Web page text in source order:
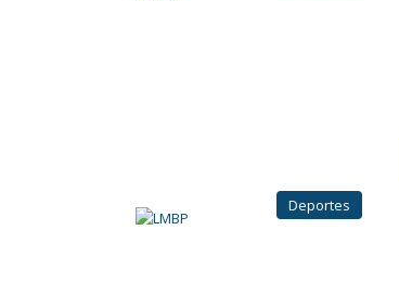
Deportes